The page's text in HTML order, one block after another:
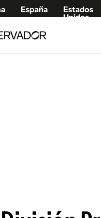
España
Estados
Unidos